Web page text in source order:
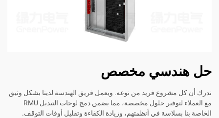
حل هندسي مخصص
ندرك أن كل مشروع فريد من نوعه. ويعمل فريق الهندسة لدينا بشكل وثيق
مع العملاء لتوفير حلول مخصصة، مما يضمن دمج لوحات التبديل RMU
الخاصة بنا بسلاسة في أنظمتهم، وزيادة الكفاءة وتقليل أوقات التوقف.